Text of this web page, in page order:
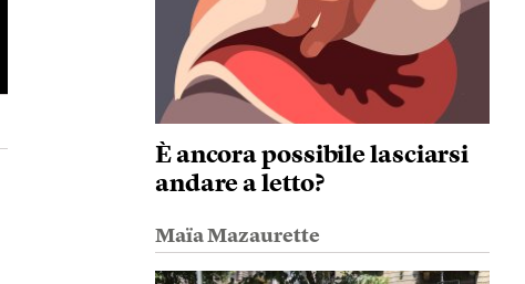
È ancora possibile lasciarsi
andare a letto?
Maïa Mazaurette